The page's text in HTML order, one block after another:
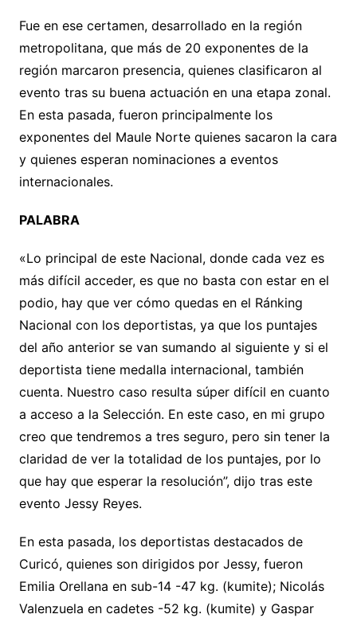
Fue en ese certamen, desarrollado en la región
metropolitana, que más de 20 exponentes de la
región marcaron presencia, quienes clasificaron al
evento tras su buena actuación en una etapa zonal.
En esta pasada, fueron principalmente los
exponentes del Maule Norte quienes sacaron la cara
y quienes esperan nominaciones a eventos
internacionales.
PALABRA
«Lo principal de este Nacional, donde cada vez es
más difícil acceder, es que no basta con estar en el
podio, hay que ver cómo quedas en el Ránking
Nacional con los deportistas, ya que los puntajes
del año anterior se van sumando al siguiente y si el
deportista tiene medalla internacional, también
cuenta. Nuestro caso resulta súper difícil en cuanto
a acceso a la Selección. En este caso, en mi grupo
creo que tendremos a tres seguro, pero sin tener la
claridad de ver la totalidad de los puntajes, por lo
que hay que esperar la resolución”, dijo tras este
evento Jessy Reyes.
En esta pasada, los deportistas destacados de
Curicó, quienes son dirigidos por Jessy, fueron
Emilia Orellana en sub-14 -47 kg. (kumite); Nicolás
Valenzuela en cadetes -52 kg. (kumite) y Gaspar